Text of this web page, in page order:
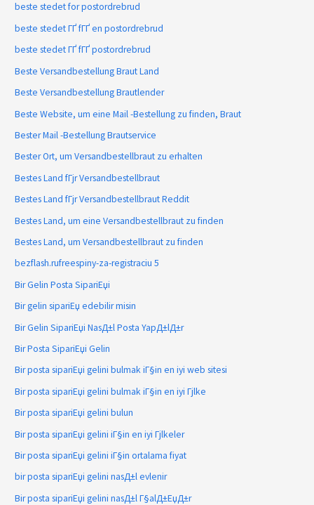
beste stedet for postordrebrud
beste stedet ГҐ fГҐ en postordrebrud
beste stedet ГҐ fГҐ postordrebrud
Beste Versandbestellung Braut Land
Beste Versandbestellung Brautlender
Beste Website, um eine Mail -Bestellung zu finden, Braut
Bester Mail -Bestellung Brautservice
Bester Ort, um Versandbestellbraut zu erhalten
Bestes Land fГјr Versandbestellbraut
Bestes Land fГјr Versandbestellbraut Reddit
Bestes Land, um eine Versandbestellbraut zu finden
Bestes Land, um Versandbestellbraut zu finden
bezflash.rufreespiny-za-registraciu 5
Bir Gelin Posta SipariЕџi
Bir gelin sipariЕџ edebilir misin
Bir Gelin SipariЕџi NasД±l Posta YapД±lД±r
Bir Posta SipariЕџi Gelin
Bir posta sipariЕџi gelini bulmak iГ§in en iyi web sitesi
Bir posta sipariЕџi gelini bulmak iГ§in en iyi Гјlke
Bir posta sipariЕџi gelini bulun
Bir posta sipariЕџi gelini iГ§in en iyi Гјlkeler
Bir posta sipariЕџi gelini iГ§in ortalama fiyat
bir posta sipariЕџi gelini nasД±l evlenir
Bir posta sipariЕџi gelini nasД±l Г§alД±ЕџД±r